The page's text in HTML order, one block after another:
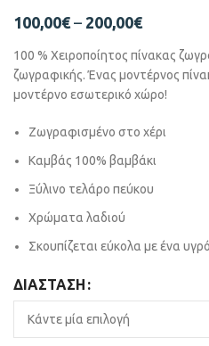
100,00€ – 200,00€
100 % Χειροποίητος πίνακας
ζωγραφικής. Ένας μοντέρνος
μοντέρνο εσωτερικό χώρο!
Ζωγραφισμένο στο χέρι
Καμβάς 100% βαμβάκι
Ξύλινο τελάρο πεύκου
Χρώματα λαδιού
Σκουπίζεται εύκολα με ένα
ΔΙΆΣΤΑΣΗ